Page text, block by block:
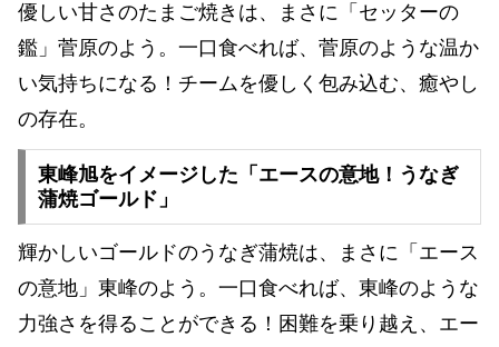
優しい甘さのたまご焼きは、まさに「セッターの
鑑」菅原のよう。一口食べれば、菅原のような温か
い気持ちになる！チームを優しく包み込む、癒やし
の存在。
東峰旭をイメージした「エースの意地！うなぎ
蒲焼ゴールド」
輝かしいゴールドのうなぎ蒲焼は、まさに「エース
の意地」東峰のよう。一口食べれば、東峰のような
力強さを得ることができる！困難を乗り越え、エー